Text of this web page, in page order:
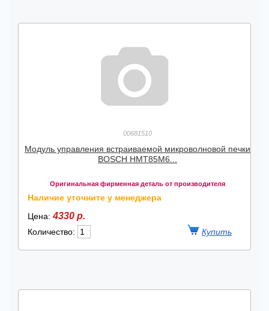
00681510
Модуль управления встраиваемой микроволновой печки
BOSCH HMT85M6...
Оригинальная фирменная деталь от производителя
Наличие уточните у менеджера
Цена:4330 р.
Количество: